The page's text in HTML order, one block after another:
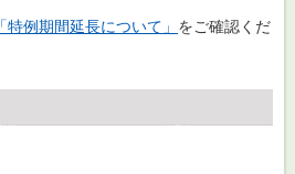
「特例期間延長について」 をご確認くだ